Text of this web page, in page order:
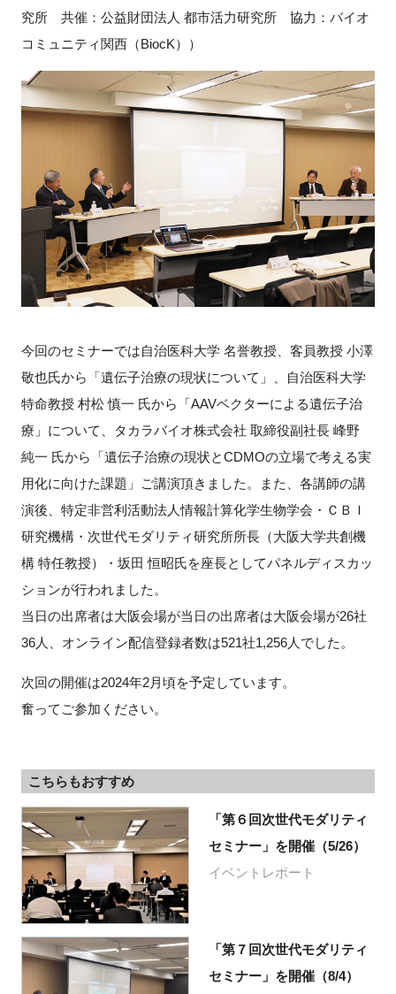
プログラム
インタビュー・コラム
ニュース・掲示板
特別会員
施設・アクセス
FAQ
イベントお知らせメール登録
閉じる
究所 共催：公益財団法人 都市活力研究所 協力：バイオ
コミュニティ関西（BiocK））
今回のセミナーでは自治医科大学 名誉教授、客員教授 小澤
敬也氏から「遺伝子治療の現状について」、自治医科大学
特命教授 村松 慎一 氏から「AAVベクターによる遺伝子治
療」について、タカラバイオ株式会社 取締役副社長 峰野
純一 氏から「遺伝子治療の現状とCDMOの立場で考える実
用化に向けた課題」ご講演頂きました。また、各講師の講
演後、特定非営利活動法人情報計算化学生物学会・ＣＢＩ
研究機構・次世代モダリティ研究所所長（大阪大学共創機
構 特任教授）・坂田 恒昭氏を座長としてパネルディスカッ
ションが行われました。
当日の出席者は大阪会場が当日の出席者は大阪会場が26社
36人、オンライン配信登録者数は521社1,256人でした。
次回の開催は2024年2月頃を予定しています。
奮ってご参加ください。
こちらもおすすめ
「第６回次世代モダリティ
セミナー」を開催（5/26）
イベントレポート
「第７回次世代モダリティ
セミナー」を開催（8/4）